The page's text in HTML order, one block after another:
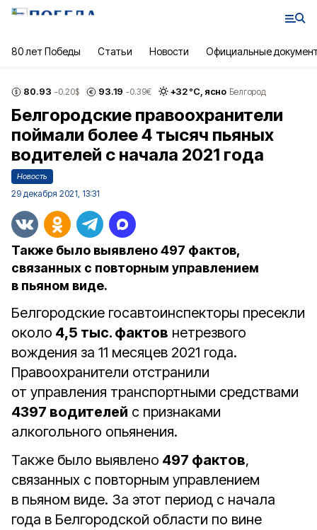
80 лет Победы Статьи Новости Официальные
80.93 -0.20$ 93.19 -0.39€ +32°С, ясно Белгород
Белгородские правоохранители
поймали более 4 тысяч пьяных
водителей с начала 2021 года
Новость
29 декабря 2021, 13:31
Также было выявлено 497 фактов,
связанных с повторным управлением
в пьяном виде.
Белгородские госавтоинспекторы пресекли
около 4,5 тыс. фактов нетрезвого
вождения за 11 месяцев 2021 года.
Правоохранители отстранили
от управления транспортными средствами
4397 водителей с признаками
алкогольного опьянения.
Также было выявлено 497 фактов,
связанных с повторным управлением
в пьяном виде. За этот период с начала
года в Белгородской области по вине